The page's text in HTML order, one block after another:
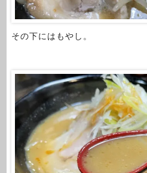
その下にはもやし。